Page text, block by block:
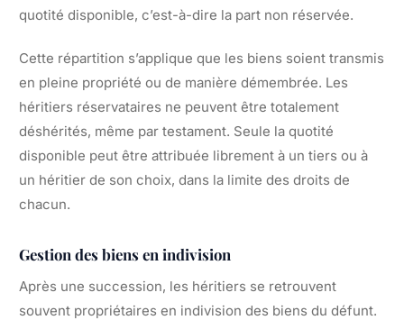
quotité disponible, c’est-à-dire la part non réservée.
Cette répartition s’applique que les biens soient transmis
en pleine propriété ou de manière démembrée. Les
héritiers réservataires ne peuvent être totalement
déshérités, même par testament. Seule la quotité
disponible peut être attribuée librement à un tiers ou à
un héritier de son choix, dans la limite des droits de
chacun.
Gestion des biens en indivision
Après une succession, les héritiers se retrouvent
souvent propriétaires en indivision des biens du défunt.